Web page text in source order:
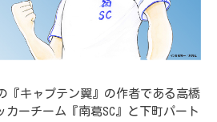
『キャプテン翼』の作者である高橋
カーチーム『南葛SC』と下町パート